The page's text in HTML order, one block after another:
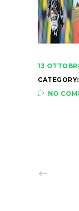
13
CATEGORY:
NO